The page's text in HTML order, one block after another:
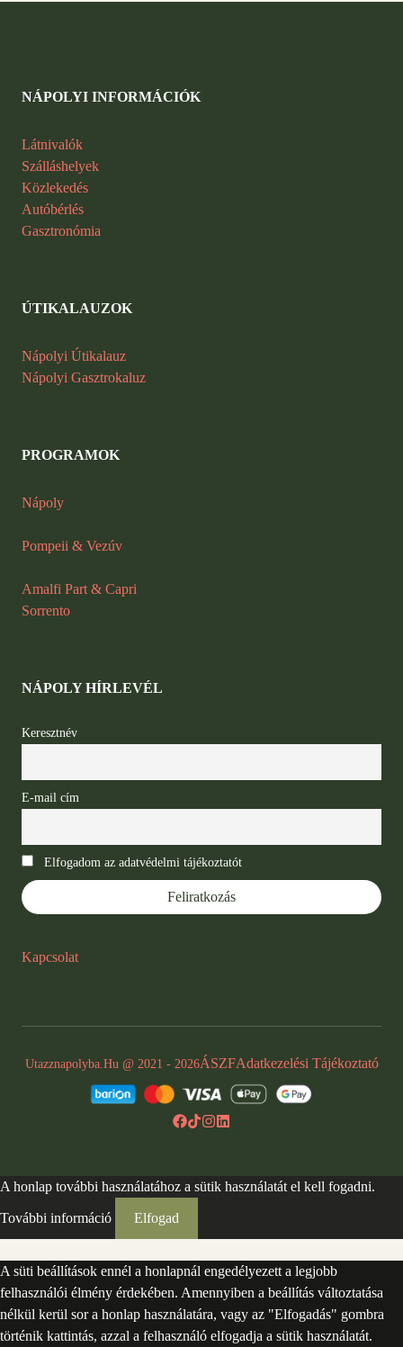
NÁPOLYI INFORMÁCIÓK
Látnivalók
Szálláshelyek
Közlekedés
Autóbérlés
Gasztronómia
ÚTIKALAUZOK
Nápolyi Útikalauz
Nápolyi Gasztrokaluz
PROGRAMOK
Nápoly
Pompeii & Vezúv
Amalfi Part & Capri
Sorrento
NÁPOLY HÍRLEVÉL
Keresztnév
E-mail cím
Elfogadom az adatvédelmi tájékoztatót
Kapcsolat
Utazznapolyba.hu @ 2021 - 2026ÁSZFAdatkezelési Tájékoztató
A honlap további használatához a sütik használatát el kell fogadni.
További információ Elfogad
A süti beállítások ennél a honlapnál engedélyezett a legjobb
felhasználói élmény érdekében. Amennyiben a beállítás változtatása
nélkül kerül sor a honlap használatára, vagy az "Elfogadás" gombra
történik kattintás, azzal a felhasználó elfogadja a sütik használatát.